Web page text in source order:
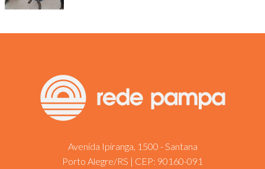
Avenida Ipiranga, 1500 - Santana
Porto Alegre/RS | CEP: 90160-091